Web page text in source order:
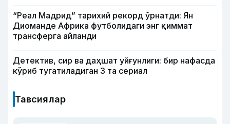
“Реал Мадрид” тарихий рекорд ўрнатди: Ян
Диоманде Африка футболидаги энг қиммат
трансферга айланди
Детектив, сир ва даҳшат уйғунлиги: бир нафасда
кўриб тугатиладиган 3 та сериал
Тавсиялар